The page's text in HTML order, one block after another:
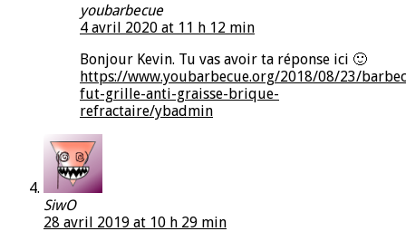
youbarbecue
4 avril 2020 at 11 h 12 min
Bonjour Kevin. Tu vas avoir ta réponse ici 🙂
https://www.youbarbecue.org/2018/08/23/
fut-grille-anti-graisse-brique-
refractaire/ybadmin
SiwO
28 avril 2019 at 10 h 29 min